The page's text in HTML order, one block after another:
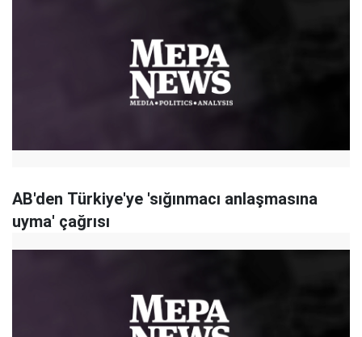
AB'den Türkiye'ye 'sığınmacı anlaşmasına
uyma' çağrısı